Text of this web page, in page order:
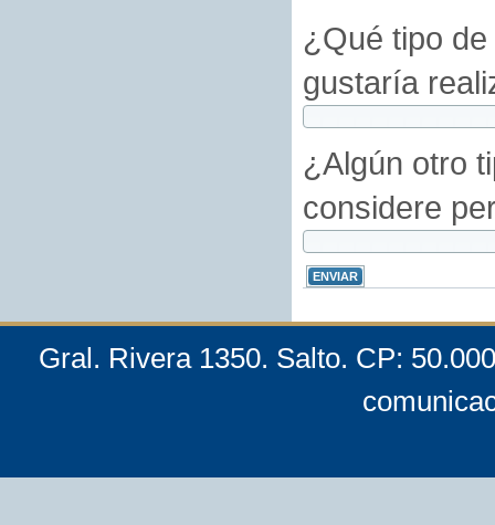
¿Qué tipo
gustaría
¿Algún otro
considere
Gral. Rivera 1350. Salto. CP: